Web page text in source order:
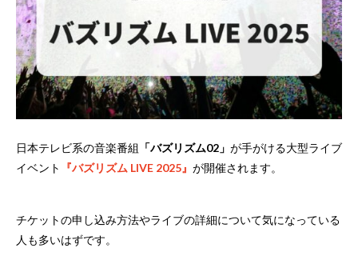
日本テレビ系の音楽番組 「バズリズム02」 が手がける大型ライブ
イベント
『バズリズム LIVE 2025』 が開催されます。
チケットの申し込み方法やライブの詳細について気になっている
人も多いはずです。